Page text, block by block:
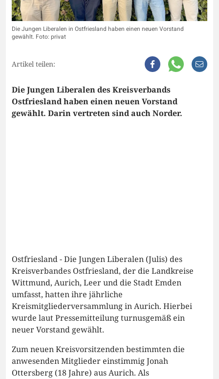
Die Jungen Liberalen in Ostfriesland haben einen neuen Vorstand
gewählt. Foto: privat
Artikel teilen:
Die Jungen Liberalen des Kreisverbands
Ostfriesland haben einen neuen Vorstand
gewählt. Darin vertreten sind auch Norder.
Ostfriesland - Die Jungen Liberalen (Julis) des
Kreisverbandes Ostfriesland, der die Landkreise
Wittmund, Aurich, Leer und die Stadt Emden
umfasst, hatten ihre jährliche
Kreismitgliederversammlung in Aurich. Hierbei
wurde laut Pressemitteilung turnusgemäß ein
neuer Vorstand gewählt.
Zum neuen Kreisvorsitzenden bestimmten die
anwesenden Mitglieder einstimmig Jonah
Ottersberg (18 Jahre) aus Aurich. Als